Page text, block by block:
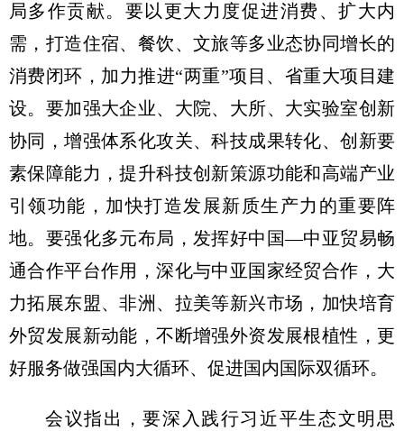
局多作贡献。要以更大力度促进消费、扩大内
需，打造住宿、餐饮、文旅等多业态协同增长的
消费闭环，加力推进“两重”项目、省重大项目建
设。要加强大企业、大院、大所、大实验室创新
协同，增强体系化攻关、科技成果转化、创新要
素保障能力，提升科技创新策源功能和高端产业
引领功能，加快打造发展新质生产力的重要阵
地。要强化多元布局，发挥好中国—中亚贸易畅
通合作平台作用，深化与中亚国家经贸合作，大
力拓展东盟、非洲、拉美等新兴市场，加快培育
外贸发展新动能，不断增强外资发展根植性，更
好服务做强国内大循环、促进国内国际双循环。
会议指出，要深入践行习近平生态文明思